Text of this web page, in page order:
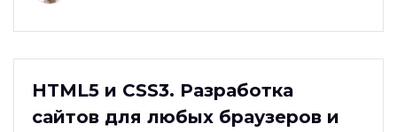
HTML5 и CSS3. Разработка
сайтов для любых браузеров и